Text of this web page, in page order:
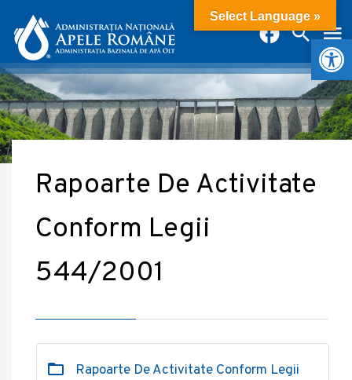
Rapoarte De Activitate
Conform Legii
544/2001
Rapoarte De Activitate Conform Legii
Select Language »